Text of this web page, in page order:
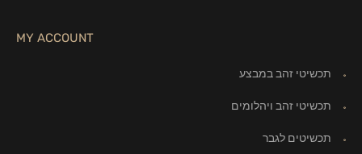
MY ACCOUNT
תכשיטי זהב במבצע
תכשיטי זהב ויהלומים
תכשיטים לגבר